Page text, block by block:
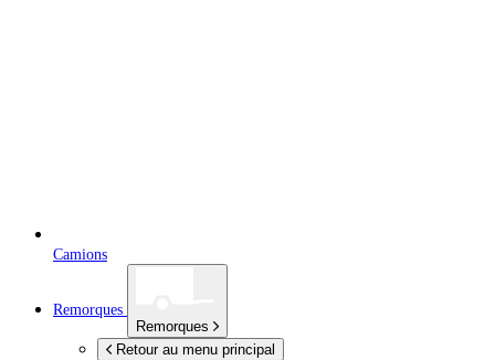
Camions
Remorques
Remorques
Retour au menu principal